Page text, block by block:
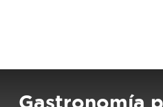
Gastronomía